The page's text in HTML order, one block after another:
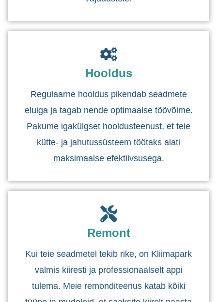
Hooldus
Regulaarne hooldus pikendab seadmete
eluiga ja tagab nende optimaalse töövõime.
Pakume igakülgset hooldusteenust, et teie
kütte- ja jahutussüsteem töötaks alati
maksimaalse efektiivsusega.
Remont
Kui teie seadmetel tekib rike, on Kliimapark
valmis kiiresti ja professionaalselt appi
tulema. Meie remonditeenus katab kõiki